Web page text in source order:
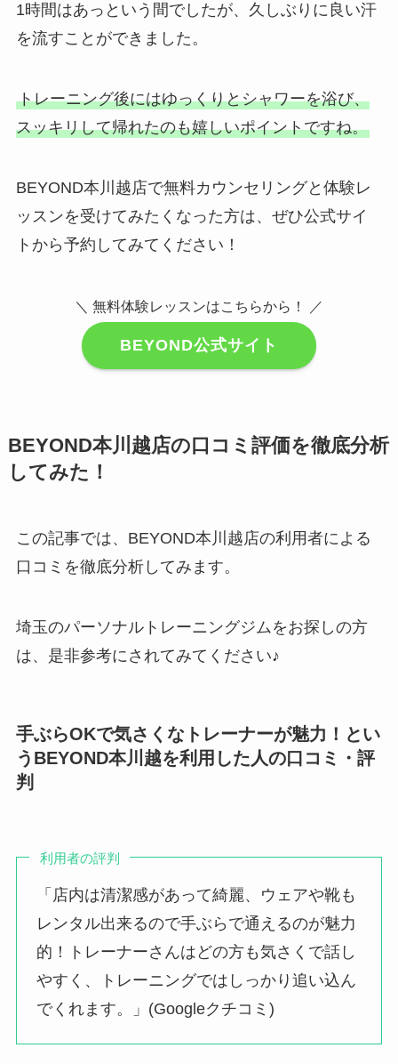
1時間はあっという間でしたが、久しぶりに良い汗
を流すことができました。
トレーニング後にはゆっくりとシャワーを浴び、
スッキリして帰れたのも嬉しいポイントですね。
BEYOND本川越店で無料カウンセリングと体験レ
ッスンを受けてみたくなった方は、ぜひ公式サイ
トから予約してみてください！
＼ 無料体験レッスンはこちらから！ ／
BEYOND公式サイト
BEYOND本川越店の口コミ評価を徹底分析
してみた！
この記事では、BEYOND本川越店の利用者による
口コミを徹底分析してみます。
埼玉のパーソナルトレーニングジムをお探しの方
は、是非参考にされてみてください♪
手ぶらOKで気さくなトレーナーが魅力！とい
うBEYOND本川越を利用した人の口コミ・評
判
利用者の評判
「店内は清潔感があって綺麗、ウェアや靴も
レンタル出来るので手ぶらで通えるのが魅力
的！トレーナーさんはどの方も気さくで話し
やすく、トレーニングではしっかり追い込ん
でくれます。」(Googleクチコミ)